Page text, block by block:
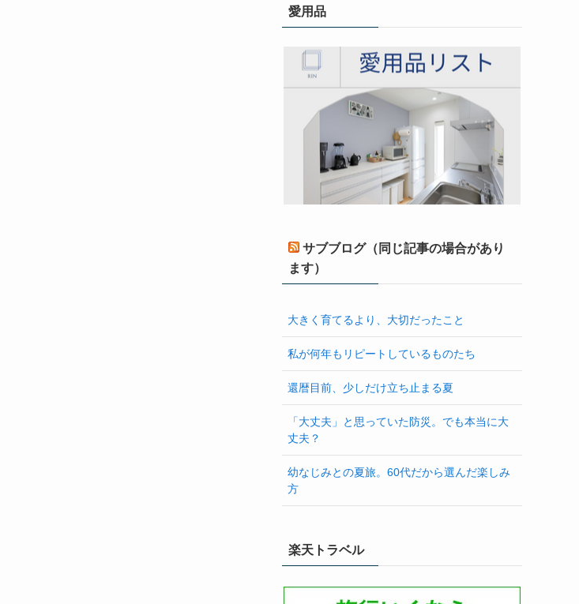
愛用品
サブブログ（同じ記事の場合があり
ます）
大きく育てるより、大切だったこと
私が何年もリピートしているものたち
還暦目前、少しだけ立ち止まる夏
「大丈夫」と思っていた防災。でも本当に大
丈夫？
幼なじみとの夏旅。60代だから選んだ楽しみ
方
楽天トラベル